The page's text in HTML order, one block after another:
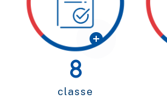
8
classe